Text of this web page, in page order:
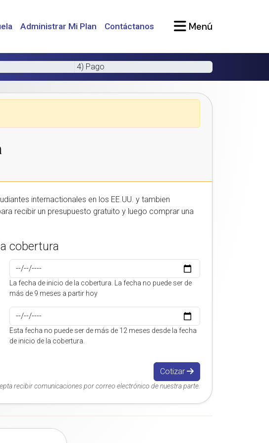
Administrar Mi Plan Contáctanos Menú
4) Pago
cobertura
La fecha de inicio de la cobertura. La fecha no puede ser de
más de 9 meses a partir hoy
Esta fecha no puede ser de más de 12 meses desde la fecha
de inicio de la cobertura.
Cotizar
recibir comunicaciones por correo electrónico de nuestra parte.